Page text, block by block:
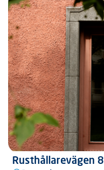
Rusthållarevägen 8